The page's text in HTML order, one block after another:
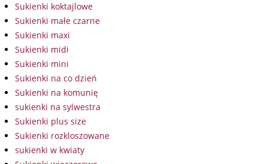
Sukienki koktajlowe
Sukienki małe czarne
Sukienki maxi
Sukienki midi
Sukienki mini
Sukienki na co dzień
Sukienki na komunię
sukienki na sylwestra
Sukienki plus size
Sukienki rozkloszowane
sukienki w kwiaty